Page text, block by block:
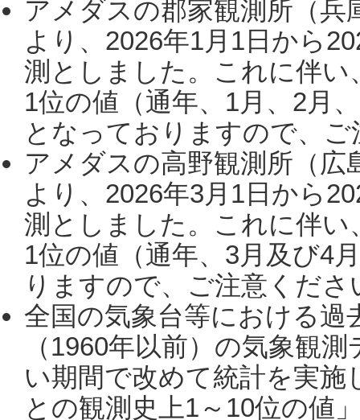
アメダスの郡家観測所（
より、2026年1月1日から
測としました。これに伴い
1位の値（通年、1月、2月
となっておりますので、
アメダスの高野観測所（
より、2026年3月1日から
測としました。これに伴い
1位の値（通年、3月及び4
りますので、ご注意くだ
全国の気象台等における過
（1960年以前）の気象観
い期間で改めて統計を実
との観測史上1～10位の値